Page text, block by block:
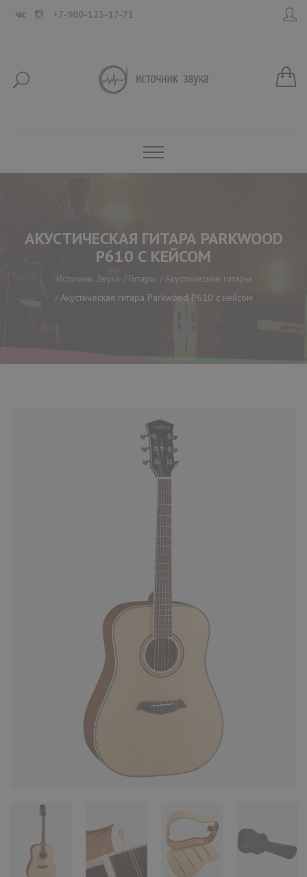
+7-900-123-17-71
АКУСТИЧЕСКАЯ ГИТАРА PARKWOOD
P610 С КЕЙСОМ
Источник Звука Гитары
Акустические гитары
Акустическая гитара Parkwood P610 с кейсом